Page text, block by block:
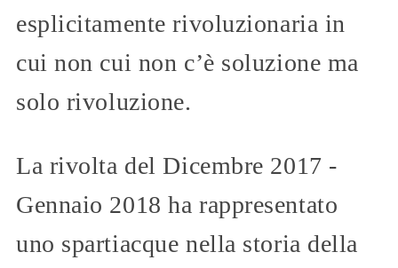
esplicitamente rivoluzionaria in
cui non cui non c’è soluzione ma
solo rivoluzione.
La rivolta del Dicembre 2017 -
Gennaio 2018 ha rappresentato
uno spartiacque nella storia della